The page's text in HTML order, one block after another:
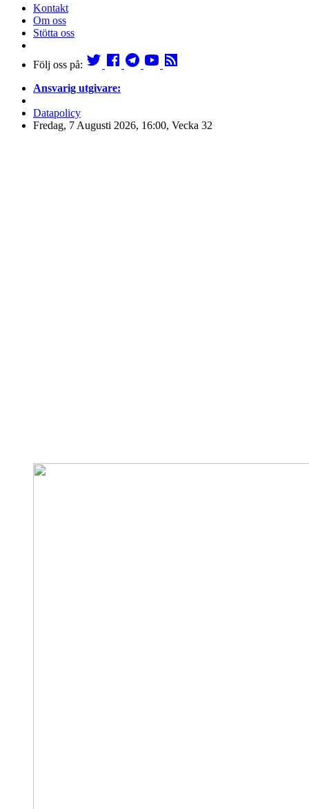
Kontakt
Om oss
Stötta oss
Följ oss på:
Ansvarig utgivare:
Datapolicy
Fredag, 7 Augusti 2026, 16:00, Vecka 32